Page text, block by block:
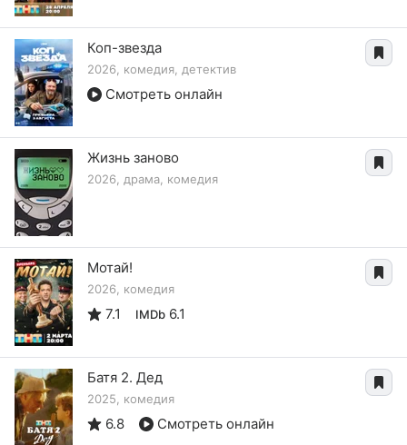
Коп-звезда
2026, комедия, детектив
Смотреть онлайн
Жизнь заново
2026, драма, комедия
Мотай!
2026, комедия
7.1 IMDb 6.1
Батя 2. Дед
2025, комедия
6.8 Смотреть онлайн